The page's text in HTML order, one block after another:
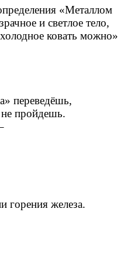
«Металлом
и светлое тело,
ковать можно»
переведёшь,
пройдешь.
горения железа.